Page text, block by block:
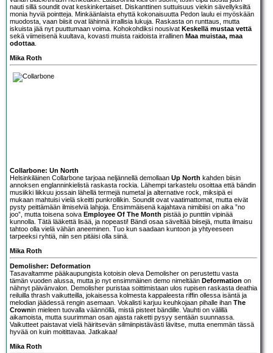
nauti sillä soundit ovat keskinkertaiset. Diskanttinen suttuisuus viekin sävellyksiltä
monia hyviä pointteja. Minkäänlaista ehyttä kokonaisuutta Pedon laulu ei myöskään
muodosta, vaan biisit ovat lähinnä irrallisia lukuja. Raskasta on runttaus, mutta
iskuista jää nyt puuttumaan voima. Kohokohdiksi nousivat Keskellä mustaa vettä
sekä viimeisenä kuultava, kovasti muista raidoista irrallinen Maa muistaa, maa
odottaa
Mika Roth
Collarbone: Un North
Helsinkiläinen Collarbone tarjoaa neljännellä demollaan Up North kahden biisin
annoksen englanninkielistä raskasta rockia. Lähempi tarkastelu osoittaa että bändin
musiikki liikkuu jossain lähellä termejä numetal ja alternative rock, miksipä ei
mukaan mahtuisi vielä skeitti punkrollikin. Soundit ovat vaatimattomat, mutta eivät
pysty peittämään ilmiselviä lahjoja. Ensimmäisenä kajahtava nimibiisi on aika ”no
joo”, mutta toisena soiva Employee Of The Month pistää jo punttiin vipinää
kunnolla. Tätä lääkettä lisää, ja nopeasti! Bändi osaa säveltää biisejä, mutta ilmaisu
tahtoo olla vielä vähän aneeminen. Tuo kun saadaan kuntoon ja yhtyeeseen
tarpeeksi ryhtiä, niin sen pitäisi olla siinä.
Mika Roth
Demolisher: Deformation
Tasavaltamme pääkaupungista kotoisin oleva Demolisher on perustettu vasta
tämän vuoden alussa, mutta jo nyt ensimmäinen demo nimeltään Deformation on
nähnyt päivänvalon. Demolisher puristaa soittimistaan ulos rupisen raskasta deathia
reiluilla thrash vaikutteilla, jokaisessa kolmesta kappaleesta riffin ollessa isäntä ja
melodian jäädessä rengin asemaan. Vokalisti karjuu keuhkojaan pihalle ihan The
Crownin mieleen tuovalla väännöllä, mistä pisteet bändille. Vauhti on välillä
aikamoista, mutta suurimman osan ajasta raketti pysyy sentään suunnassa.
Vaikutteet paistavat vielä häiritsevän silmiinpistävästi lävitse, mutta enemmän tässä
hyvää on kuin moitittavaa. Jatkakaa!
Mika Roth